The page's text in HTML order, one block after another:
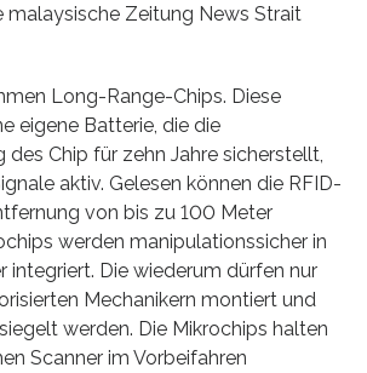
malaysische Zeitung News Strait
Long-Range-Chips. Diese
eigene Batterie, die die
Chip für zehn Jahre sicherstellt,
aktiv. Gelesen können die RFID-
von bis zu 100 Meter
werden manipulationssicher in
integriert. Die wiederum dürfen nur
Mechanikern montiert und
werden. Die Mikrochips halten
Scanner im Vorbeifahren